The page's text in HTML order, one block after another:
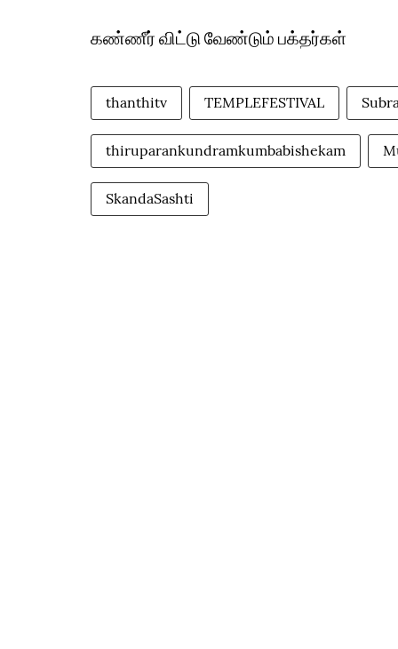
கண்ணீர் விட்டு வேண்டும் பக்தர்கள்
thanthitv TEMPLEFESTIVAL
thiruparankundramkumbabishekam
SkandaSashti